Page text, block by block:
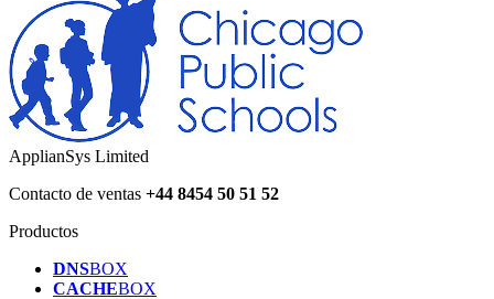
ApplianSys Limited
Contacto de ventas +44 8454 50 51 52
Productos
DNSBOX
CACHEBOX